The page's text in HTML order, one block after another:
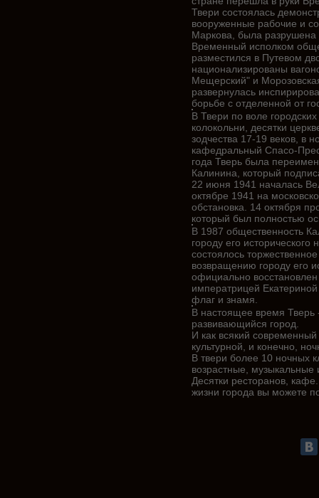
Твери состоялась
вооруженные рабочие и
Маркова, была
Временный исполком
разместился в Путевом
национализированы
Мещерский" и
развернулась
борьбе с отделенной от
В Твери по воле
колокольни, десятки
зодчества 17-19 веков, в
кафедральный Спасо-
года Тверь была
Калинина, который
22 июня 1941 началась
октябре 1941 на
обстановка. 14 октября
который был полностью
В 1987 общественность
городу его
состоялось
возвращению городу его
официально
императрицей
флаг и знамя.
В настоящее время Тверь
развивающийся город.
И как всякий
культурной, и конечно,
В твери более 10 ночных
возрастные, музыкальные
Десятки ресторанов,
жизни города вы можете